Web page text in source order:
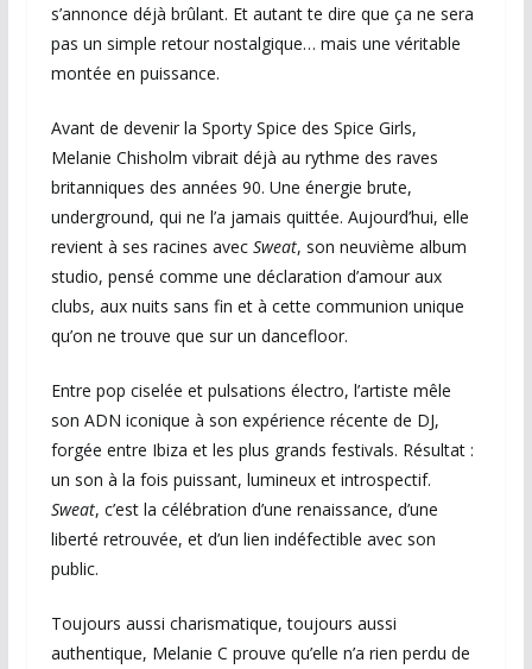
s’annonce déjà brûlant. Et autant te dire que ça ne sera
pas un simple retour nostalgique… mais une véritable
montée en puissance.
Avant de devenir la Sporty Spice des Spice Girls,
Melanie Chisholm vibrait déjà au rythme des raves
britanniques des années 90. Une énergie brute,
underground, qui ne l’a jamais quittée. Aujourd’hui, elle
revient à ses racines avec Sweat, son neuvième album
studio, pensé comme une déclaration d’amour aux
clubs, aux nuits sans fin et à cette communion unique
qu’on ne trouve que sur un dancefloor.
Entre pop ciselée et pulsations électro, l’artiste mêle
son ADN iconique à son expérience récente de DJ,
forgée entre Ibiza et les plus grands festivals. Résultat :
un son à la fois puissant, lumineux et introspectif.
Sweat, c’est la célébration d’une renaissance, d’une
liberté retrouvée, et d’un lien indéfectible avec son
public.
Toujours aussi charismatique, toujours aussi
authentique, Melanie C prouve qu’elle n’a rien perdu de